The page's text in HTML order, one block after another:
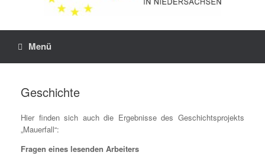
Menü
Geschichte
Hier finden sich auch die Ergebnisse des Geschichtsprojekts
„Mauerfall“:
Fragen eines lesenden Arbeiters